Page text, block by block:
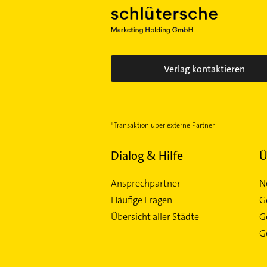
Verlag kontaktieren
Transaktion über externe Partner
Dialog & Hilfe
Ansprechpartner
Häufige Fragen
Übersicht aller Städte